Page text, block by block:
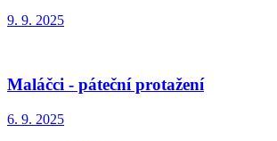
9. 9. 2025
Maláčci - páteční protažení
6. 9. 2025